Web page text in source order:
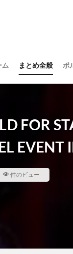
ム まとめ全般 ポ
FOR
件のビュー